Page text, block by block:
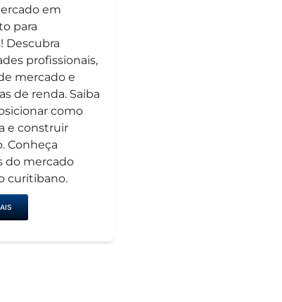
em
para
Descubra
profissionais,
mercado e
de renda. Saiba
como
e construir
Conheça
do mercado
curitibano.